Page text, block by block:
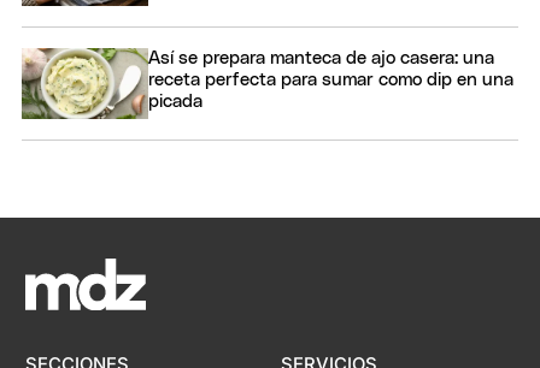
Así se prepara manteca de ajo casera: una
receta perfecta para sumar como dip en una
picada